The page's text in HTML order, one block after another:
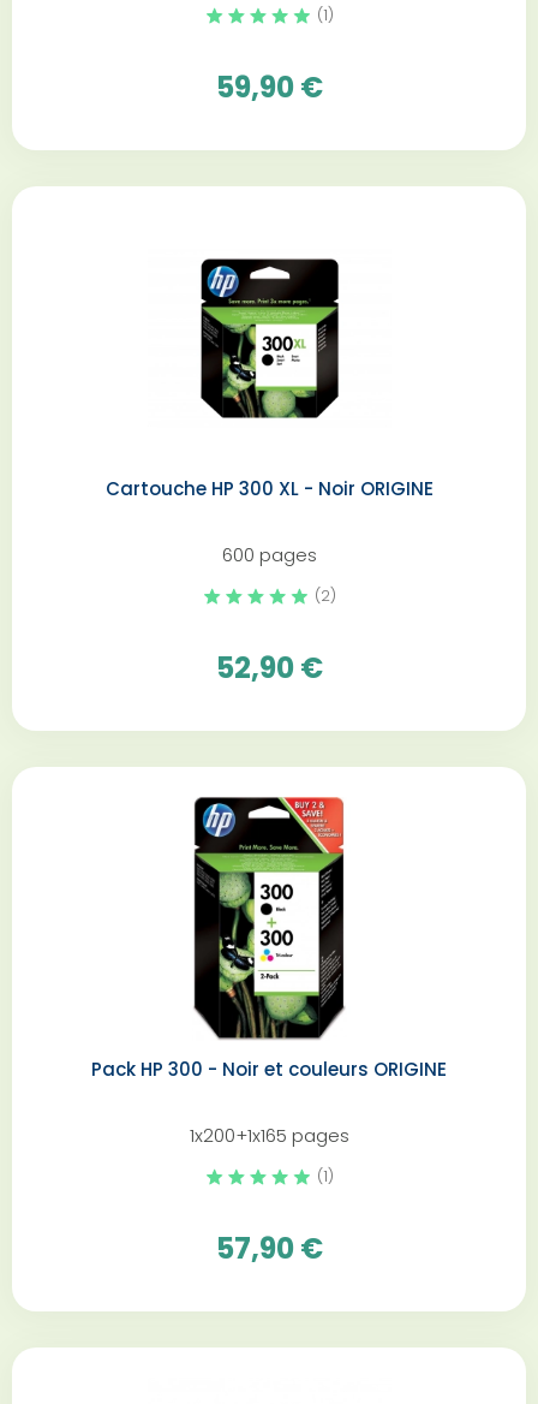
(1)
59,90 €
Cartouche HP 300 XL - Noir ORIGINE
600 pages
(2)
52,90 €
Pack HP 300 - Noir et couleurs ORIGINE
1x200+1x165 pages
(1)
57,90 €